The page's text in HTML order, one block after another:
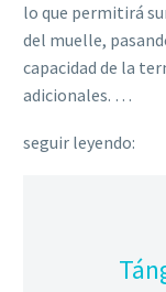
lo que permitirá
del muelle,
capacidad de la
adicionales. …
seguir leyendo: